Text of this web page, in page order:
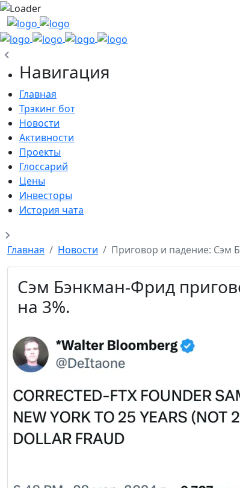
Навигация
Главная
Трэкинг бот
Новости
Активности
Проекты
Глоссарий
Цены
Инвесторы
История чата
Главная Новости Приговор и падение: Сэм
Сэм Бэнкман-Фрид
на 3%.